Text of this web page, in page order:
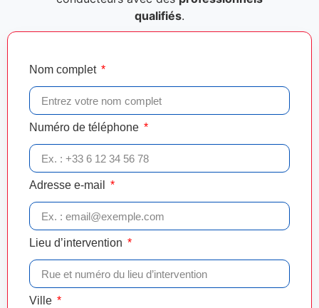
qualifiés.
Nom complet
Numéro de téléphone
Adresse e-mail
Lieu d’intervention
Ville